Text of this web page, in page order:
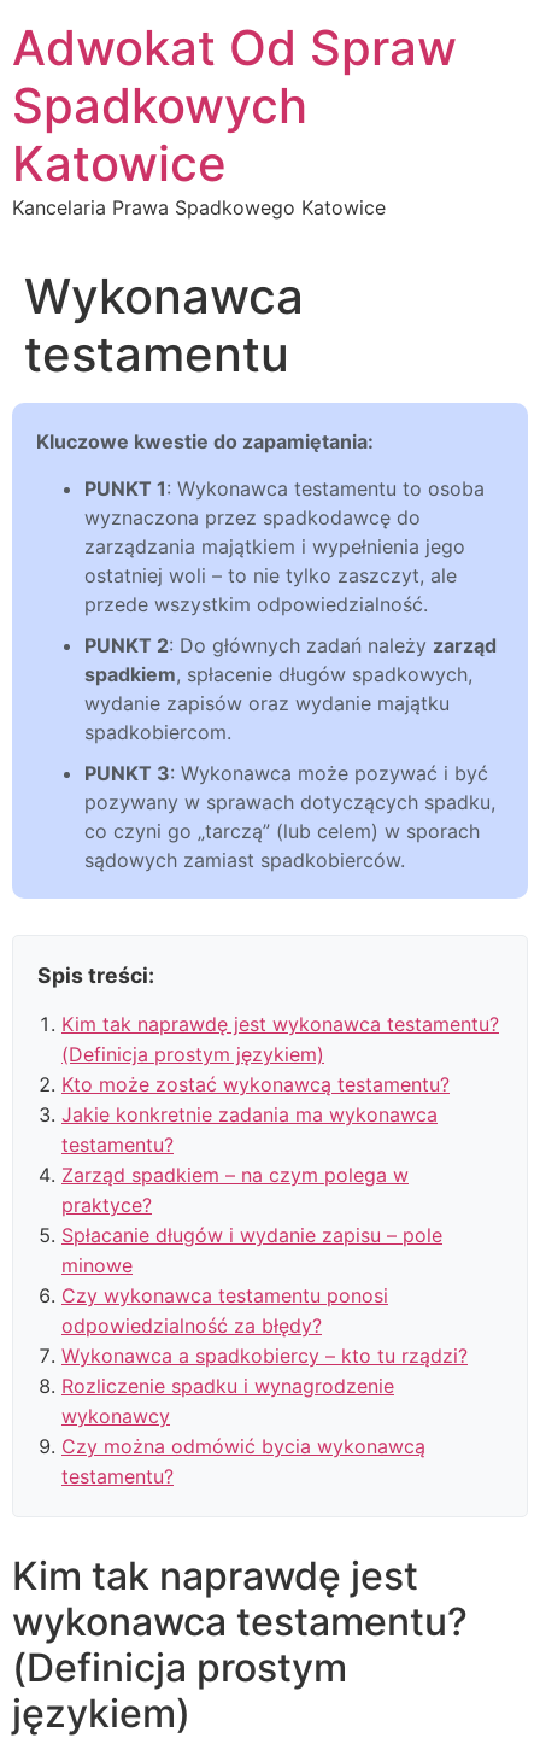
do
treści
Adwokat Od Spraw
Spadkowych
Katowice
Kancelaria Prawa Spadkowego Katowice
Wykonawca
testamentu
Kluczowe kwestie do zapamiętania:
PUNKT 1: Wykonawca testamentu to osoba
wyznaczona przez spadkodawcę do
zarządzania majątkiem i wypełnienia jego
ostatniej woli – to nie tylko zaszczyt, ale
przede wszystkim odpowiedzialność.
PUNKT 2: Do głównych zadań należy zarząd
spadkiem, spłacenie długów spadkowych,
wydanie zapisów oraz wydanie majątku
spadkobiercom.
PUNKT 3: Wykonawca może pozywać i być
pozywany w sprawach dotyczących spadku,
co czyni go „tarczą” (lub celem) w sporach
sądowych zamiast spadkobierców.
Spis treści:
Kim tak naprawdę jest wykonawca testamentu?
(Definicja prostym językiem)
Kto może zostać wykonawcą testamentu?
Jakie konkretnie zadania ma wykonawca
testamentu?
Zarząd spadkiem – na czym polega w
praktyce?
Spłacanie długów i wydanie zapisu – pole
minowe
Czy wykonawca testamentu ponosi
odpowiedzialność za błędy?
Wykonawca a spadkobiercy – kto tu rządzi?
Rozliczenie spadku i wynagrodzenie
wykonawcy
Czy można odmówić bycia wykonawcą
testamentu?
Kim tak naprawdę jest
wykonawca testamentu?
(Definicja prostym
językiem)